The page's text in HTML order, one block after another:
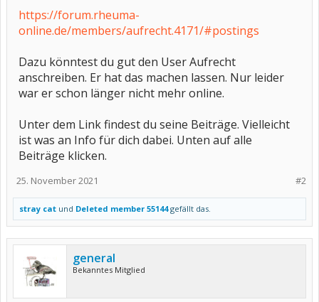
https://forum.rheuma-
online.de/members/aufrecht.4171/#postings
Dazu könntest du gut den User Aufrecht
anschreiben. Er hat das machen lassen. Nur leider
war er schon länger nicht mehr online.
Unter dem Link findest du seine Beiträge. Vielleicht
ist was an Info für dich dabei. Unten auf alle
Beiträge klicken.
#2
25. November 2021
stray cat und Deleted member 55144gefällt das.
general
Bekanntes Mitglied